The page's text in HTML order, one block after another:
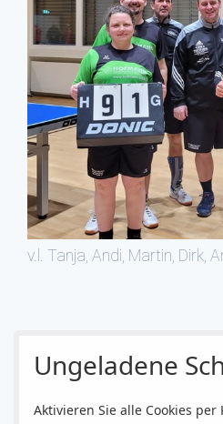
v.l. Tanja, Andi, Martin, Dirk,
Ungeladene
Aktivieren Sie alle Cookies per